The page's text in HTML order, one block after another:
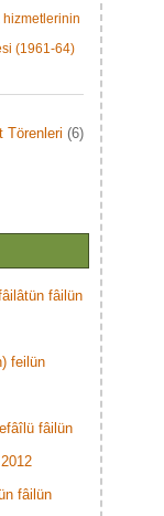
hizmetlerinin
(1961-64)
Törenleri (6)
fâilün
feilün
fâilün
fâilün